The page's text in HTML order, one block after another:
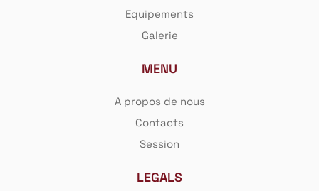
Identifiant ou e-mail
Mot de passe *
Se souvenir de moi
Equipements
Galerie
MENU
A propos de nous
Contacts
Session
LEGALS